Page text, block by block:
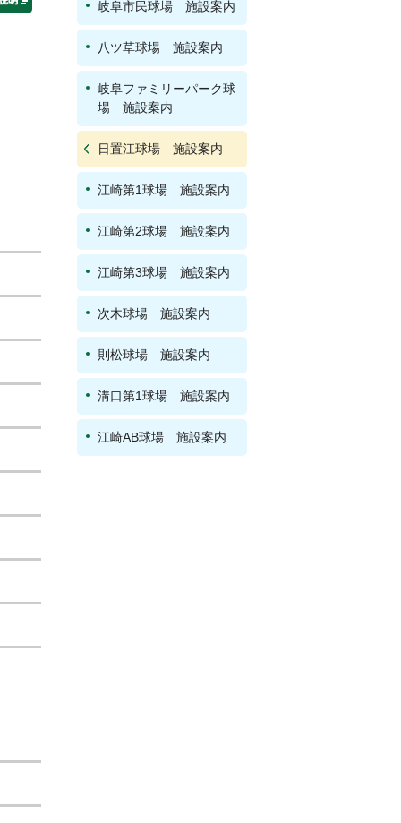
岐阜市民球場 施設案内
八ツ草球場 施設案内
岐阜ファミリーパーク球
場 施設案内
日置江球場 施設案内
江崎第1球場 施設案内
江崎第2球場 施設案内
江崎第3球場 施設案内
次木球場 施設案内
則松球場 施設案内
溝口第1球場 施設案内
江崎AB球場 施設案内